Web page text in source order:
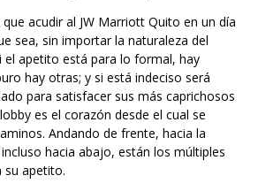
acudir al JW Marriott Quito en un día
sea, sin importar la naturaleza del
el apetito está para lo formal, hay
hay otras; y si está indeciso será
para satisfacer sus más caprichosos
es el corazón desde el cual se
Andando de frente, hacia la
hacia abajo, están los múltiples
su apetito.